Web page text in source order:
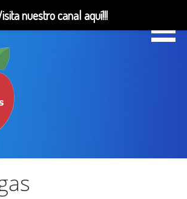
nuestro canal aquí!!!